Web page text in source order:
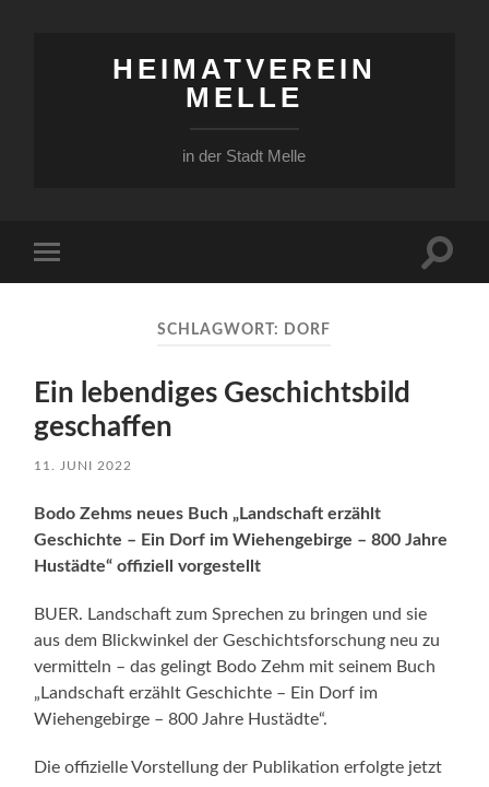
HEIMATVEREIN
MELLE
in der Stadt Melle
Menü
SCHLAGWORT: DORF
Ein lebendiges Geschichtsbild
geschaffen
11. JUNI 2022
Bodo Zehms neues Buch „Landschaft erzählt
Geschichte – Ein Dorf im Wiehengebirge – 800 Jahre
Hustädte“ offiziell vorgestellt
BUER. Landschaft zum Sprechen zu bringen und sie
aus dem Blickwinkel der Geschichtsforschung neu zu
vermitteln – das gelingt Bodo Zehm mit seinem Buch
„Landschaft erzählt Geschichte – Ein Dorf im
Wiehengebirge – 800 Jahre Hustädte“.
Die offizielle Vorstellung der Publikation erfolgte jetzt